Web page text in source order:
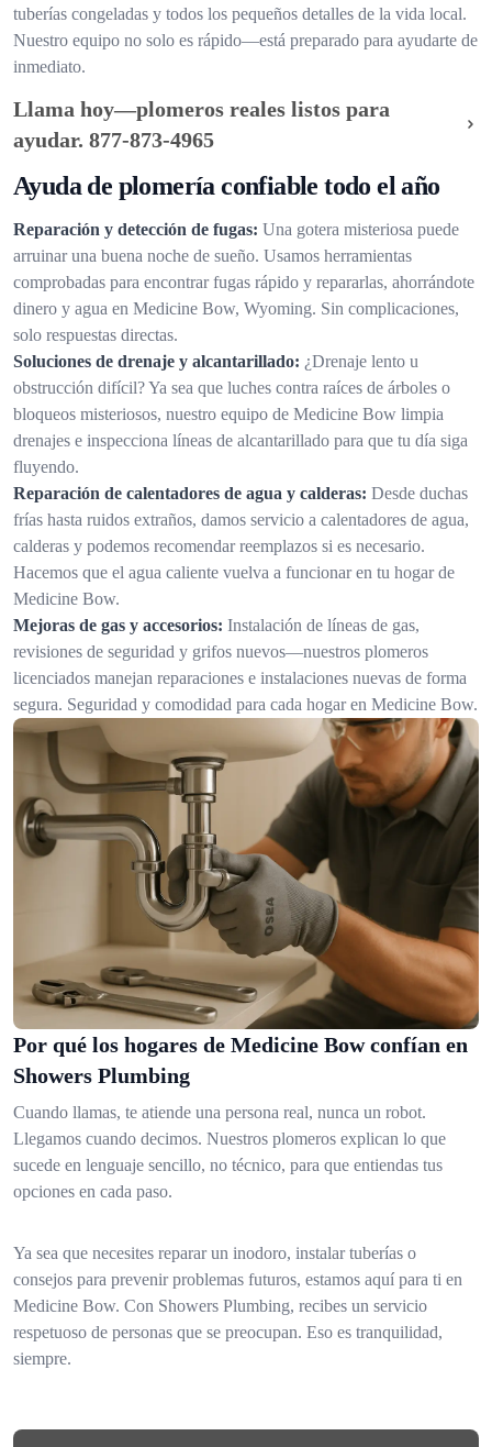
tuberías congeladas y todos los pequeños detalles de la vida local.
Nuestro equipo no solo es rápido—está preparado para ayudarte de
inmediato.
Llama hoy—plomeros reales listos para
ayudar. 877-873-4965
Ayuda de plomería confiable todo el año
Reparación y detección de fugas: Una gotera misteriosa puede
arruinar una buena noche de sueño. Usamos herramientas
comprobadas para encontrar fugas rápido y repararlas, ahorrándote
dinero y agua en Medicine Bow, Wyoming. Sin complicaciones,
solo respuestas directas.
Soluciones de drenaje y alcantarillado: ¿Drenaje lento u
obstrucción difícil? Ya sea que luches contra raíces de árboles o
bloqueos misteriosos, nuestro equipo de Medicine Bow limpia
drenajes e inspecciona líneas de alcantarillado para que tu día siga
fluyendo.
Reparación de calentadores de agua y calderas: Desde duchas
frías hasta ruidos extraños, damos servicio a calentadores de agua,
calderas y podemos recomendar reemplazos si es necesario.
Hacemos que el agua caliente vuelva a funcionar en tu hogar de
Medicine Bow.
Mejoras de gas y accesorios: Instalación de líneas de gas,
revisiones de seguridad y grifos nuevos—nuestros plomeros
licenciados manejan reparaciones e instalaciones nuevas de forma
segura. Seguridad y comodidad para cada hogar en Medicine Bow.
Por qué los hogares de Medicine Bow confían en
Showers Plumbing
Cuando llamas, te atiende una persona real, nunca un robot.
Llegamos cuando decimos. Nuestros plomeros explican lo que
sucede en lenguaje sencillo, no técnico, para que entiendas tus
opciones en cada paso.
Ya sea que necesites reparar un inodoro, instalar tuberías o
consejos para prevenir problemas futuros, estamos aquí para ti en
Medicine Bow. Con Showers Plumbing, recibes un servicio
respetuoso de personas que se preocupan. Eso es tranquilidad,
siempre.